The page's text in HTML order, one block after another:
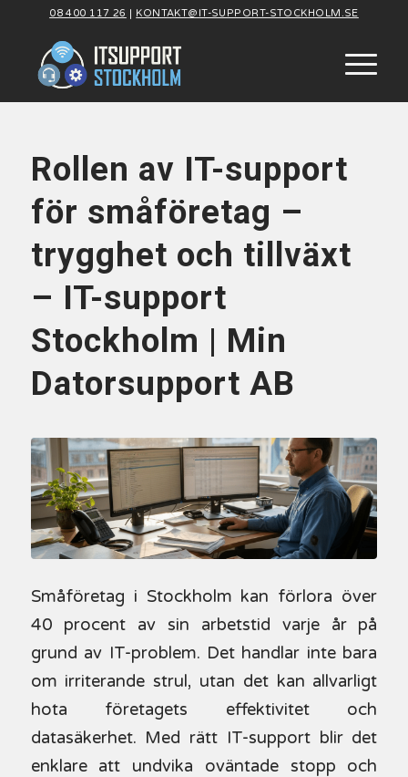
08 400 117 26 | KONTAKT@IT-SUPPORT-STOCKHOLM.SE
Rollen av IT-support
för småföretag –
trygghet och tillväxt
– IT-support
Stockholm | Min
Datorsupport AB
Småföretag i Stockholm kan förlora över
40 procent av sin arbetstid varje år på
grund av IT-problem. Det handlar inte bara
om irriterande strul, utan det kan allvarligt
hota företagets effektivitet och
datasäkerhet. Med rätt IT-support blir det
enklare att undvika oväntade stopp och